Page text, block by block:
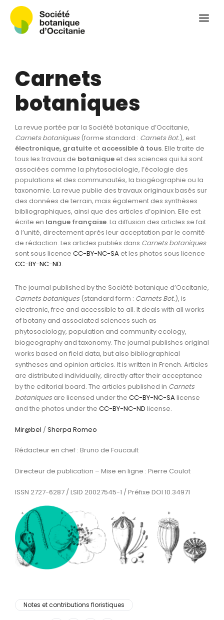
Colloque
Convergences botaniques
Herbier PCPR
Ressources
Actualités et calendrier
Contact
Carnets
botaniques
La revue portée par la Société botanique d’Occitanie,
Carnets botaniques (forme standard : Carnets Bot.), est
électronique, gratuite et accessible à tous. Elle traite de
tous les travaux de botanique et des sciences qui lui sont
associées comme la phytosociologie, l’écologie des
populations et des communautés, la biogéographie ou la
taxonomie. La revue publie des travaux originaux basés sur
des données de terrain, mais également des synthèses
bibliographiques, ainsi que des articles d’opinion. Elle est
écrite en langue française. La diffusion des articles se fait
à l’unité, directement après leur acceptation par le comité
de rédaction. Les articles publiés dans Carnets botaniques
sont sous licence CC-BY-NC-SA et les photos sous licence
CC-BY-NC-ND.
The journal published by the Société botanique d’Occitanie,
Carnets botaniques (standard form : Carnets Bot.), is
electronic, free and accessible to all. It deals with all works
of botany and associated sciences such as
phytosociology, population and community ecology,
biogeography and taxonomy. The journal publishes original
works based on field data, but also bibliographical
syntheses and opinion articles. It is written in French. Articles
are distributed individually, directly after their acceptance
by the editorial board. The articles published in Carnets
botaniquesare licensed under the CC-BY-NC-SAlicense
and the photos under the CC-BY-NC-ND license.
Mir@bel /Sherpa Romeo
Rédacteur en chef : Bruno de Foucault
Directeur de publication – Mise en ligne : Pierre Coulot
ISSN 2727-6287 / LSID 20027545-1 / Préfixe DOI 10.34971
Notes et contributions floristiques